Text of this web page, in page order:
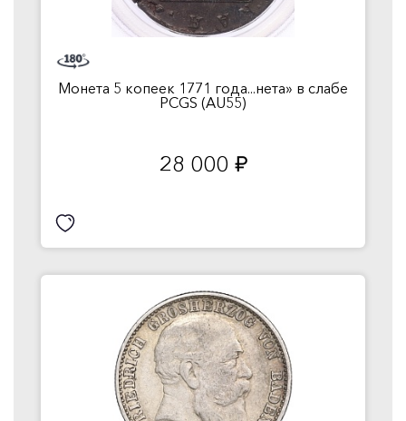
Монета 5 копеек 1771 года...нета» в слабе
PCGS (AU55)
28 000 руб.